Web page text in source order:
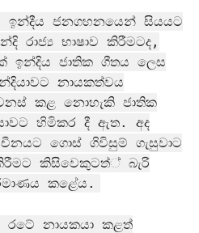
ජනගහනයෙන් සියයට
රාජ්‍ය භාෂාව කිරීමටද,
ඉන්දිය ජාතික ගීතය ලෙස
නායකත්වය
කළ නොහැකි ජාතික
හිමිකර දී ඇත. අද
ගොස් ගිවිසුම් ගැසුවාට
කිසිවෙකුටත්් බැරි
කළේය.
නායකයා කළත්